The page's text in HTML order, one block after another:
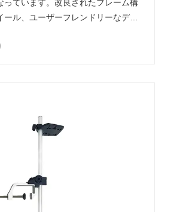
っています。改良されたフレーム構
ル、ユーザーフレンドリーなデザ
、川、キャンプ場の近くでのアク